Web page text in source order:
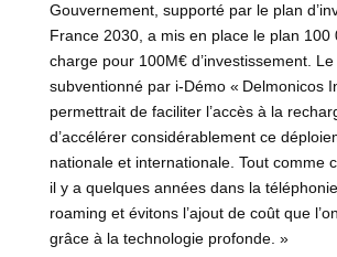
Gouvernement, supporté par le plan
France 2030, a mis en place le plan 100
charge pour 100M€ d’investissement.
subventionné par i-Démo « Delmonicos
permettrait de faciliter l’accès à la
d’accélérer considérablement ce
nationale et internationale. Tout comme
il y a quelques années dans la
roaming et évitons l’ajout de coût que
grâce à la technologie profonde. »